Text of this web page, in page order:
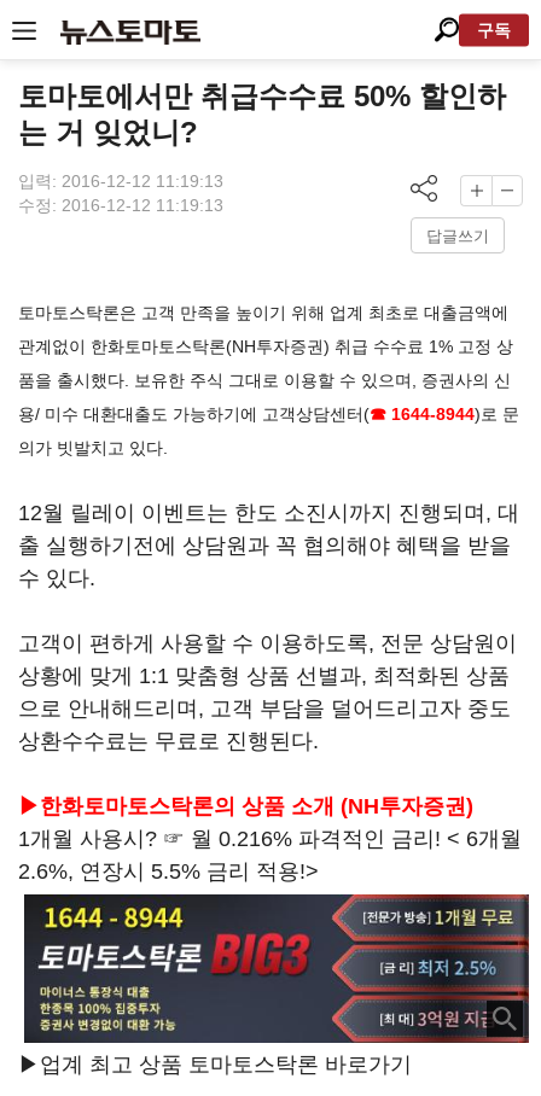
구독
토마토에서만 취급수수료 50% 할인하
는 거 잊었니?
입력: 2016-12-12 11:19:13
수정: 2016-12-12 11:19:13
답글쓰기
토마토스탁론은 고객 만족을 높이기 위해 업계 최초로 대출금액에
관계없이 한화토마토스탁론(NH투자증권) 취급 수수료 1% 고정 상
품을 출시했다. 보유한 주식 그대로 이용할 수 있으며, 증권사의 신
용/ 미수 대환대출도 가능하기에 고객상담센터(☎ 1644-8944)로 문
의가 빗발치고 있다.
12월 릴레이 이벤트는 한도 소진시까지 진행되며, 대
출 실행하기전에 상담원과 꼭 협의해야 혜택을 받을
수 있다.
고객이 편하게 사용할 수 이용하도록, 전문 상담원이
상황에 맞게 1:1 맞춤형 상품 선별과, 최적화된 상품
으로 안내해드리며, 고객 부담을 덜어드리고자 중도
상환수수료는 무료로 진행된다.
▶한화토마토스탁론의 상품 소개 (NH투자증권)
1개월 사용시? ☞ 월 0.216% 파격적인 금리! < 6개월
2.6%, 연장시 5.5% 금리 적용!>
▶업계 최고 상품 토마토스탁론 바로가기